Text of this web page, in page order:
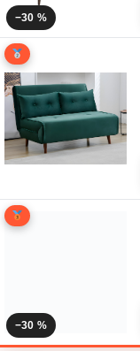
−30 %
−30 %